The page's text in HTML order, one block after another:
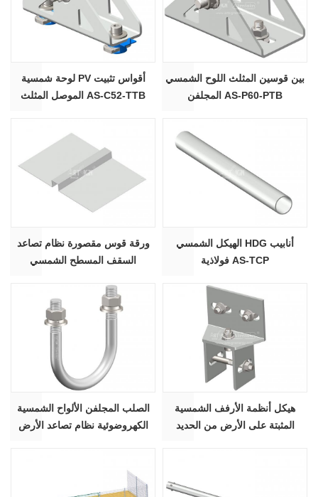
لوحة شمسية PV أقواس تثبيت
الموصل المثلث AS-C52-TTB
بين قوسين المثلث اللوح الشمسي
المجلفن AS-P60-PTB
ورقة قوس مقصورة نظام تصاعد
السقف المسطح الشمسي
الهيكل الشمسي HDG أنابيب
فولاذية AS-TCP
الصلب المجلفن الألواح الشمسية
الكهروضوئية نظام تصاعد الأرض
هيكل أنظمة الأرفف الشمسية
المثبتة على الأرض من الحديد